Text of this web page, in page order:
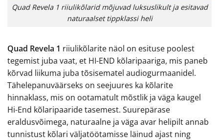
Quad Revela 1 riiulikõlarid mõjuvad luksuslikult ja esitavad
naturaalset tippklassi heli
Quad Revela 1 riiulikõlarite näol on esituse poolest
tegemist juba vaat, et HI-END kõlaripaariga, mis paneb
kõrvad liikuma juba tõsisematel audiogurmaanidel.
Tähelepanuväärseks on seejuures ka kõlarite
hinnaklass, mis on ootamatult mõstlik ja väga kaugel
Hi-End kõlaripaaride tasemest. Suurepärase
eraldusvõimega, naturaalne ja väga avar helipilt annab
tunnistust kõlari väljatöötamisse läinud ajast ning